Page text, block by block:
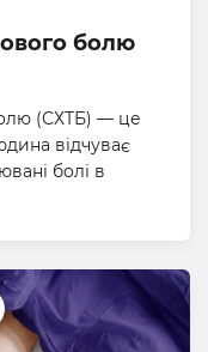
болю
(СХТБ) — це
відчуває
болі в